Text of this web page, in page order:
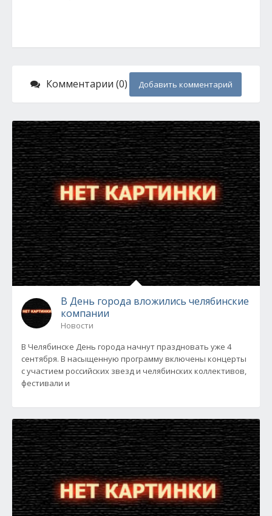
Комментарии (0) Добавить комментарий
В День города вложились челябинские
компании
Новости
В Челябинске День города начнут праздновать уже 4
сентября. В насыщенную программу включены концерты
с участием российских звезд и челябинских коллективов,
фестивали и